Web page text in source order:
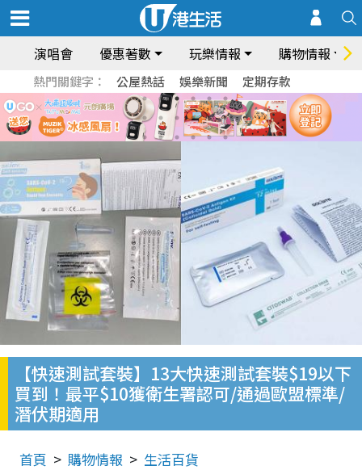
演唱會 優惠著數 玩樂情報 購物情報
熱門關鍵字： 公屋熱話 娛樂新聞 定期存款
【快速測試套裝】13大快速測試套裝$19以下
買到！最平$10獲衛生署認可/通過歐盟標準/
潛伏期適用
首頁 購物情報 生活百貨